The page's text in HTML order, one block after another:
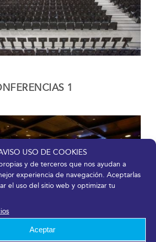
USO DE COOKIES
y de terceros que nos ayudan a
experiencia de navegación. Aceptarlas
el uso del sitio web y optimizar tu
Aceptar
1